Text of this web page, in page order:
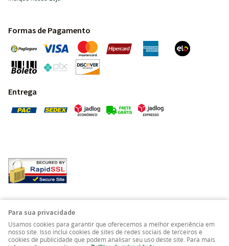
Formas de Pagamento
Entrega
LOJA VIRTUAL CRIADA POR
Para sua privacidade
Usamos cookies para garantir que oferecemos a melhor experiência em
nosso site. Isso inclui cookies de sites de redes sociais de terceiros e
cookies de publicidade que podem analisar seu uso deste site. Para mais